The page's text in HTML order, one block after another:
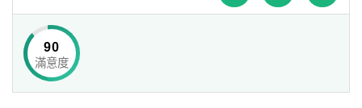
網
90
滿意度